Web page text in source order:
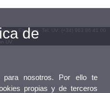
Espanya. Tel. UV: (+34) 963 86 41 00
UV
de
para nosotros. Por ello te
propias y de terceros